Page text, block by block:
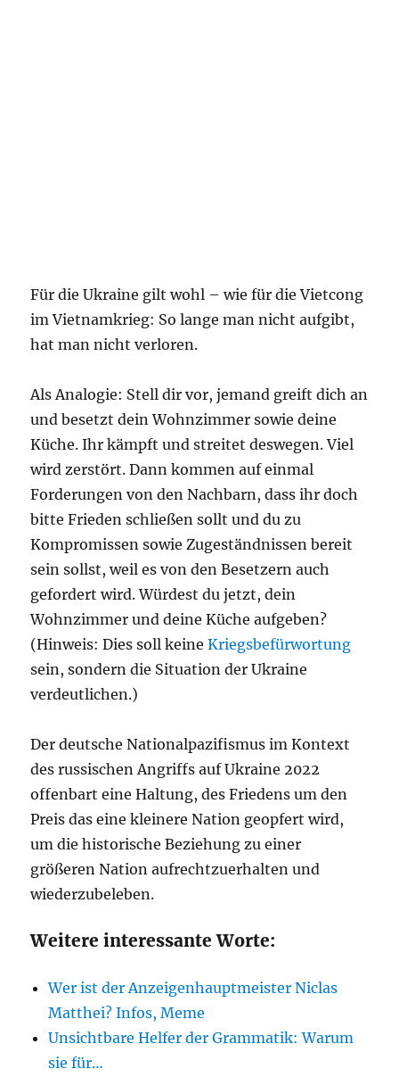
Für die Ukraine gilt wohl – wie für die Vietcong
im Vietnamkrieg: So lange man nicht aufgibt,
hat man nicht verloren.
Als Analogie: Stell dir vor, jemand greift dich an
und besetzt dein Wohnzimmer sowie deine
Küche. Ihr kämpft und streitet deswegen. Viel
wird zerstört. Dann kommen auf einmal
Forderungen von den Nachbarn, dass ihr doch
bitte Frieden schließen sollt und du zu
Kompromissen sowie Zugeständnissen bereit
sein sollst, weil es von den Besetzern auch
gefordert wird. Würdest du jetzt, dein
Wohnzimmer und deine Küche aufgeben?
(Hinweis: Dies soll keineKriegsbefürwortung
sein, sondern die Situation der Ukraine
verdeutlichen.)
Der deutsche Nationalpazifismus im Kontext
des russischen Angriffs auf Ukraine 2022
offenbart eine Haltung, des Friedens um den
Preis das eine kleinere Nation geopfert wird,
um die historische Beziehung zu einer
größeren Nation aufrechtzuerhalten und
wiederzubeleben.
Weitere interessante Worte:
Wer ist der Anzeigenhauptmeister Niclas
Matthei? Infos, Meme
Unsichtbare Helfer der Grammatik: Warum
sie für…